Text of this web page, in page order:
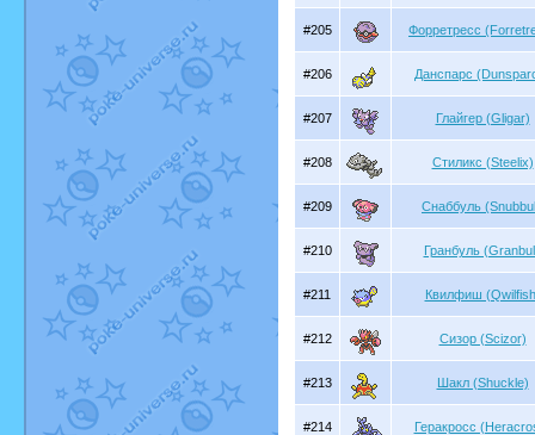
#205 Форретресс
#206 Данспарс
#207 Глайгер (Gligar)
#208 Стиликс (Steelix)
#209 Снаббуль
#210 Гранбуль
#211 Квилфиш
#212 Сизор (Scizor)
#213 Шакл (Shuckle)
#214 Геракросс